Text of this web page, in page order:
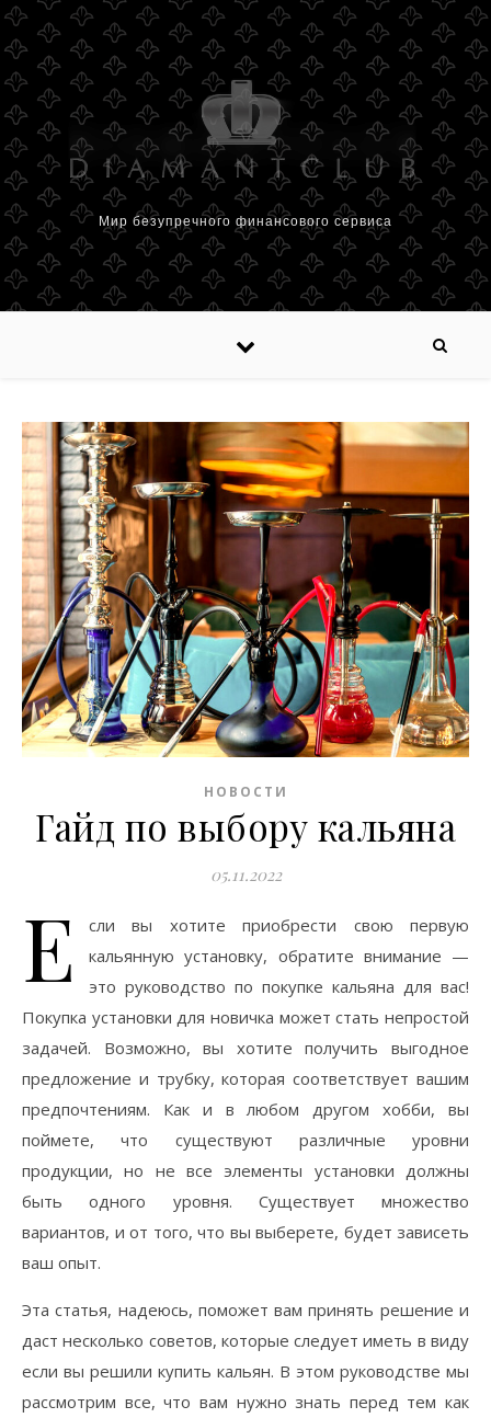
Мир безупречного финансового сервиса
НОВОСТИ
Гайд по выбору кальяна
05.11.2022
Е
сли вы хотите приобрести свою первую
кальянную установку, обратите внимание —
это руководство по покупке кальяна для вас!
Покупка установки для новичка может стать непростой
задачей. Возможно, вы хотите получить выгодное
предложение и трубку, которая соответствует вашим
предпочтениям. Как и в любом другом хобби, вы
поймете, что существуют различные уровни
продукции, но не все элементы установки должны
быть одного уровня. Существует множество
вариантов, и от того, что вы выберете, будет зависеть
ваш опыт.
Эта статья, надеюсь, поможет вам принять решение и
даст несколько советов, которые следует иметь в виду
если вы решили купить кальян. В этом руководстве мы
рассмотрим все, что вам нужно знать перед тем как